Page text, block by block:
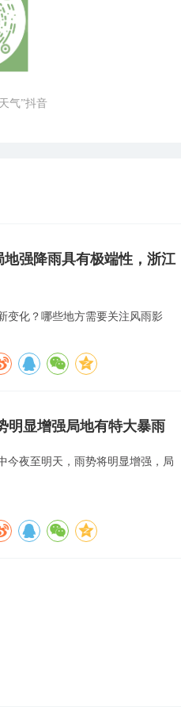
气”抖音
强降雨具有极端性，浙江
变化？哪些地方需要关注风雨影
明显增强局地有特大暴雨
今夜至明天，雨势将明显增强，局